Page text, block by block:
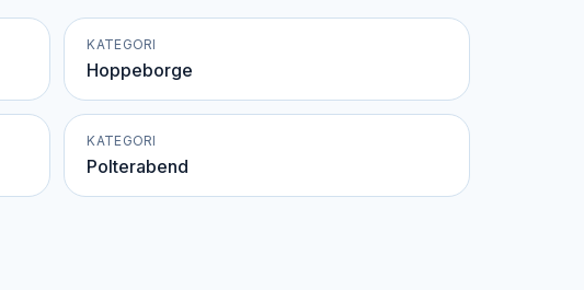
KATEGORI
Hoppeborge
KATEGORI
Polterabend